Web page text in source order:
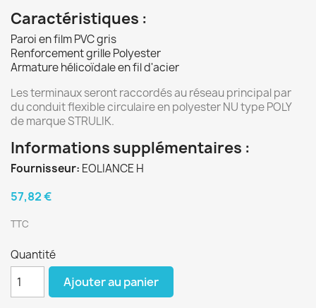
Caractéristiques :
Paroi en film PVC gris
Renforcement grille Polyester
Armature hélicoïdale en fil d'acier
Les terminaux seront raccordés au réseau principal par
du conduit flexible circulaire en polyester NU type POLY
de marque STRULIK.
Informations supplémentaires :
Fournisseur: EOLIANCE H
57,82 €
TTC
Quantité
Ajouter au panier